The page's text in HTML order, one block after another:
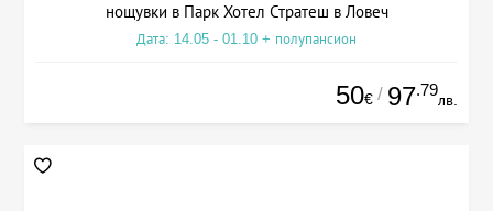
нощувки в Парк Хотел Стратеш в Ловеч
Дата: 14.05 - 01.10 + полупансион
50€ / 97.79
лв.